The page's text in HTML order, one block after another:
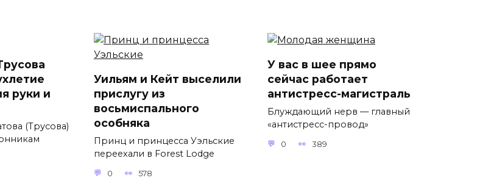
руки и
(Трусова)
Уильям и Кейт выселили
прислугу из
восьмиспального
особняка
Принц и принцесса Уэльские
переехали в Forest Lodge
0 578
У вас в шее прямо
сейчас работает
антистресс-магистраль
Блуждающий нерв — главный
«антистресс-провод»
0 389